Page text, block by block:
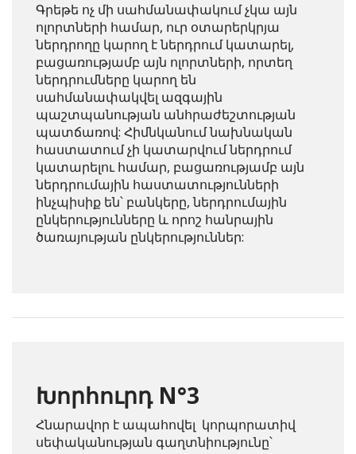
Գրեթե ոչ մի սահմանափակում չկա այն
ոլորտների համար, ուր օտարերկրյա
ներդրողը կարող է ներդրում կատարել,
բացառությամբ այն ոլորտների, որտեղ
ներդրումները կարող են
սահմանափակվել ազգային
պաշտպանության անհրաժեշտության
պատճառով: Հիմնկանում նախնական
հաստատում չի կատարվում ներդրում
կատարելու համար, բացառությամբ այն
ներդրումային հաստատությունների
ինչպիսիք են՝ բանկերը, ներդրումային
ընկերությունները և որոշ հանրային
ծառայության ընկերություններ:
Խորհուրդ N°3
Հնարավոր է ապահովել կորպորատիվ
սեփականության գաղտնիությունը՝